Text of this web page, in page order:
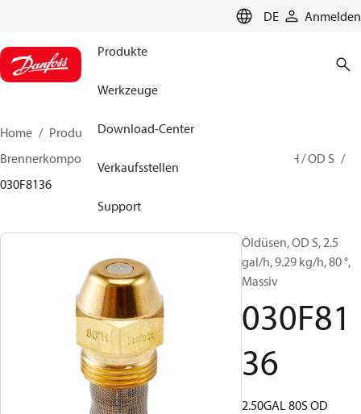
DE Anmelden
Produkte
Werkzeuge
Download-Center
Verkaufsstellen
Support
Home Produkte
Lösung für Wärmetechnik
Brennerkomponenten
Ölbrennerdüse
OD B / OD H / OD S
030F8136
Öldüsen, OD S, 2.5
gal/h, 9.29 kg/h, 80 °,
Massiv
030F81
36
2.50GAL 80S OD